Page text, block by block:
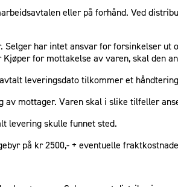
eller på forhånd. Ved
har intet ansvar for forsinkelser
for mottakelse av varen, skal den
leveringsdato tilkommer et
mottager. Varen skal i slike tilfeller
levering skulle funnet sted.
på kr 2500,- + eventuelle